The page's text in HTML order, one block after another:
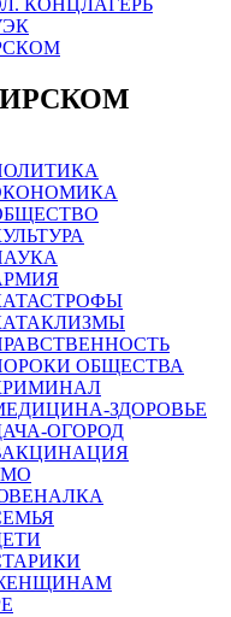
ОБЩЕСТВА
ЗДОРОВЬЕ
ОГОРОД